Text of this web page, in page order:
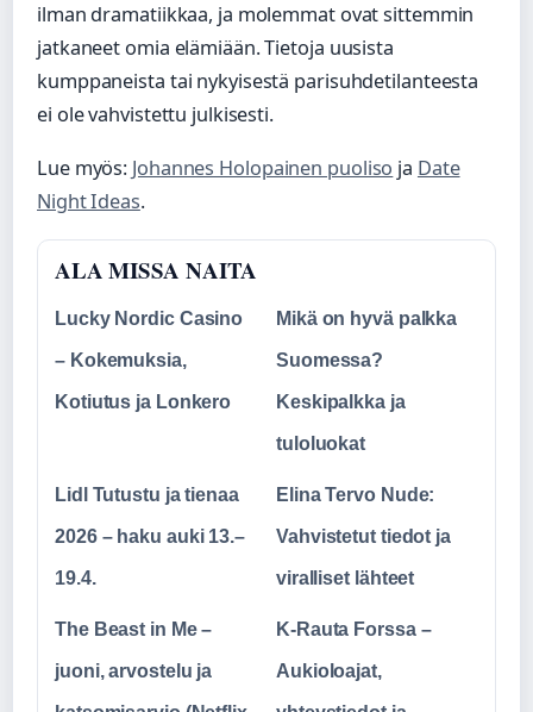
ilman dramatiikkaa, ja molemmat ovat sittemmin
jatkaneet omia elämiään. Tietoja uusista
kumppaneista tai nykyisestä parisuhdetilanteesta
ei ole vahvistettu julkisesti.
Lue myös: Johannes Holopainen puoliso ja Date
Night Ideas.
ALA MISSA NAITA
Lucky Nordic Casino
– Kokemuksia,
Kotiutus ja Lonkero
Mikä on hyvä palkka
Suomessa?
Keskipalkka ja
tuloluokat
Lidl Tutustu ja tienaa
2026 – haku auki 13.–
19.4.
Elina Tervo Nude:
Vahvistetut tiedot ja
viralliset lähteet
The Beast in Me –
juoni, arvostelu ja
K-Rauta Forssa –
Aukioloajat,